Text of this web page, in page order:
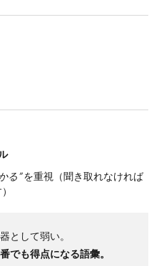
る”を重視（聞き取れなければ
として弱い。
でも得点になる語彙。